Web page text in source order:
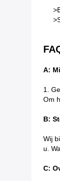
A:
1.
Om
B:
Wij
u.
C: